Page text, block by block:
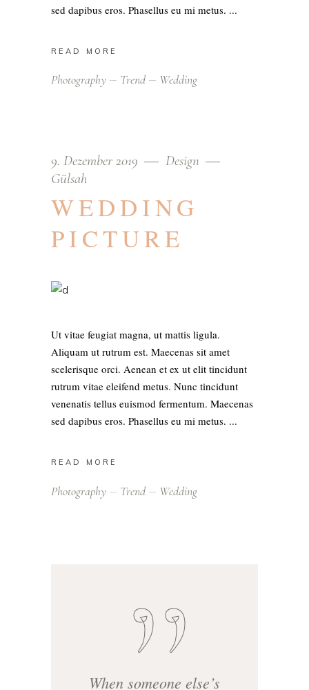
sed dapibus eros. Phasellus eu mi metus.
READ MORE
Photography Trend Wedding
9. Dezember 2019
Design
Gülsah
WEDDING
PICTURE
Ut vitae feugiat magna, ut mattis ligula.
Aliquam ut rutrum est. Maecenas sit amet
scelerisque orci. Aenean et ex ut elit tincidunt
rutrum vitae eleifend metus. Nunc tincidunt
venenatis tellus euismod fermentum. Maecenas
sed dapibus eros. Phasellus eu mi metus.
READ MORE
Photography Trend Wedding
When someone else’s